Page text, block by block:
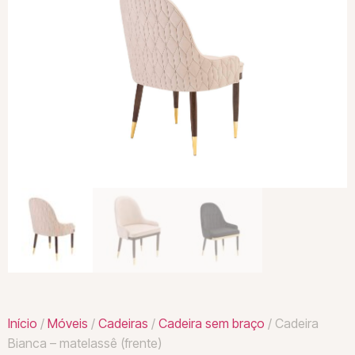
Início / Móveis / Cadeiras / Cadeira sem braço / Cadeira
Bianca – matelassê (frente)